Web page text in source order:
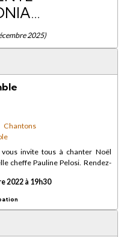
2025)
invite tous à chanter Noël
cheffe Pauline Pelosi. Rendez-
2022 à 19h30